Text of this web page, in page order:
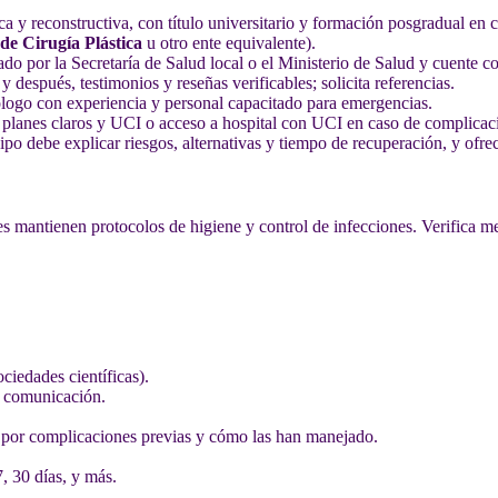
y reconstructiva, con título universitario y formación posgradual en
Cirugía Plástica u otro ente equivalente).
por la Secretaría de Salud local o el Ministerio de Salud y cuente
después, testimonios y reseñas verificables; solicita referencias.
con experiencia y personal capacitado para emergencias.
claros y UCI o acceso a hospital con UCI en caso de
debe explicar riesgos, alternativas y tiempo de recuperación, y
protocolos de higiene y control de infecciones. Verifica
científicas).
complicaciones previas y cómo las han manejado.
30 días, y más.